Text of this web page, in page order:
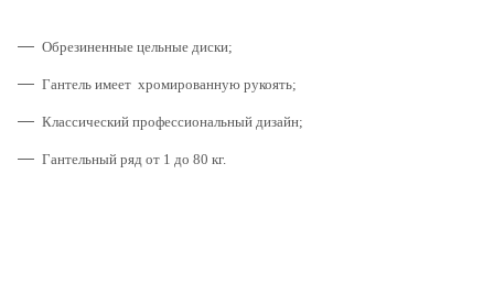
Обрезиненные цельные диски;
Гантель имеет хромированную рукоять;
Классический профессиональный дизайн;
Гантельный ряд от 1 до 80 кг.